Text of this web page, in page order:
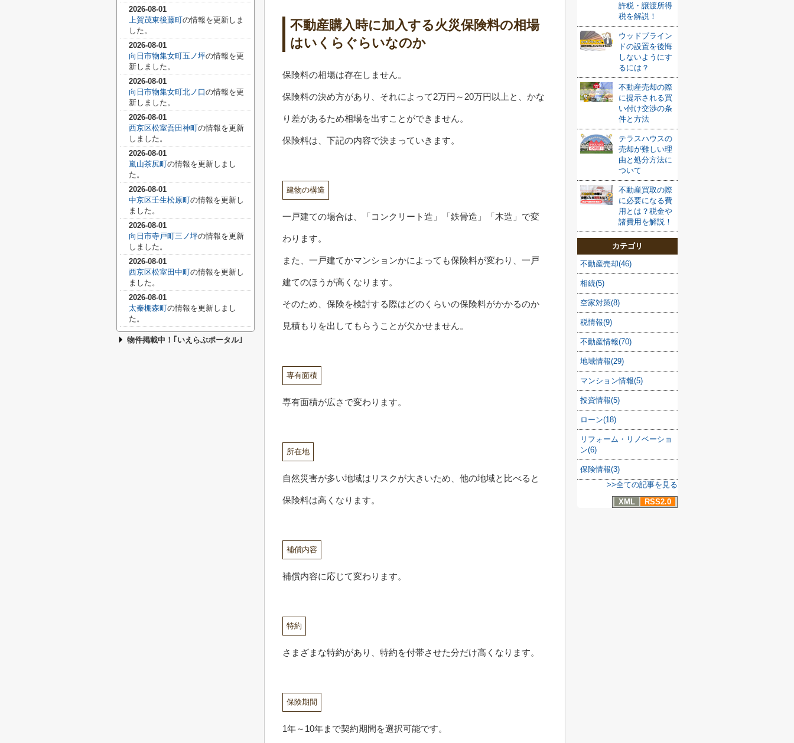
不動産購入時に加入する火災保険料の相場
はいくらぐらいなのか
保険料の相場は存在しません。
保険料の決め方があり、それによって2万円～20万円以上と、かな
り差があるため相場を出すことができません。
保険料は、下記の内容で決まっていきます。
建物の構造
一戸建ての場合は、「コンクリート造」「鉄骨造」「木造」で変
わります。
また、一戸建てかマンションかによっても保険料が変わり、一戸
建てのほうが高くなります。
そのため、保険を検討する際はどのくらいの保険料がかかるのか
見積もりを出してもらうことが欠かせません。
専有面積
専有面積が広さで変わります。
所在地
自然災害が多い地域はリスクが大きいため、他の地域と比べると
保険料は高くなります。
補償内容
補償内容に応じて変わります。
特約
さまざまな特約があり、特約を付帯させた分だけ高くなります。
保険期間
1年～10年まで契約期間を選択可能です。
許税・譲渡所得
税を解説！
ウッドブライン
ドの設置を後悔
しないようにす
るには？
不動産売却の際
に提示される買
い付け交渉の条
件と方法
テラスハウスの
売却が難しい理
由と処分方法に
ついて
不動産買取の際
に必要になる費
用とは？税金や
諸費用を解説！
カテゴリ
不動産売却(46)
相続(5)
空家対策(8)
税情報(9)
不動産情報(70)
地域情報(29)
マンション情報(5)
投資情報(5)
ローン(18)
リフォーム・リノベーショ
ン(6)
保険情報(3)
>>全ての記事を見る
XML
RSS2.0
2026-08-01
上賀茂東後藤町の情報を更新しま
した。
2026-08-01
向日市物集女町五ノ坪の情報を更
新しました。
2026-08-01
向日市物集女町北ノ口の情報を更
新しました。
2026-08-01
西京区松室吾田神町の情報を更新
しました。
2026-08-01
嵐山茶尻町の情報を更新しまし
た。
2026-08-01
中京区壬生松原町の情報を更新し
ました。
2026-08-01
向日市寺戸町三ノ坪の情報を更新
しました。
2026-08-01
西京区松室田中町の情報を更新し
ました。
2026-08-01
太秦棚森町の情報を更新しまし
た。
物件掲載中！｢いえらぶポータル｣